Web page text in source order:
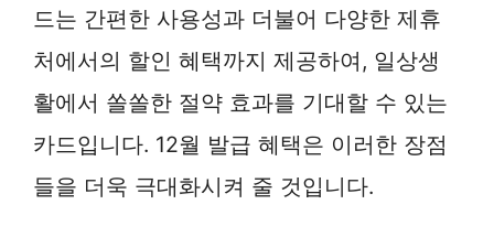
드는 간편한 사용성과 더불어 다양한 제휴
처에서의 할인 혜택까지 제공하여, 일상생
활에서 쏠쏠한 절약 효과를 기대할 수 있는
카드입니다. 12월 발급 혜택은 이러한 장점
들을 더욱 극대화시켜 줄 것입니다.